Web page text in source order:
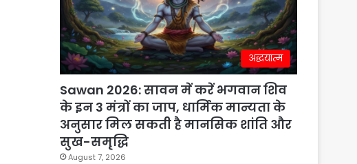
अद्धयात्म
Sawan 2026: सावन में करें भगवान शिव
के इन 3 मंत्रों का जाप, धार्मिक मान्यता के
अनुसार मिल सकती है मानसिक शांति और
सुख-समृद्धि
August 7, 2026